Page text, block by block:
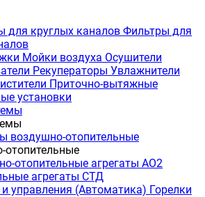
для круглых каналов Фильтры для
Мойки воздуха Осушители
Рекуператоры Увлажнители
Приточно-вытяжные
установки
воздушно-отопительные
отопительные
отопительные агрегаты АО2
агрегаты СТД
управления (Автоматика) Горелки